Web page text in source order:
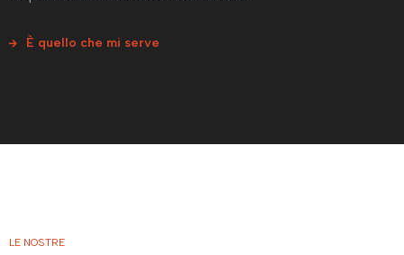
È quello che mi serve
LE NOSTRE